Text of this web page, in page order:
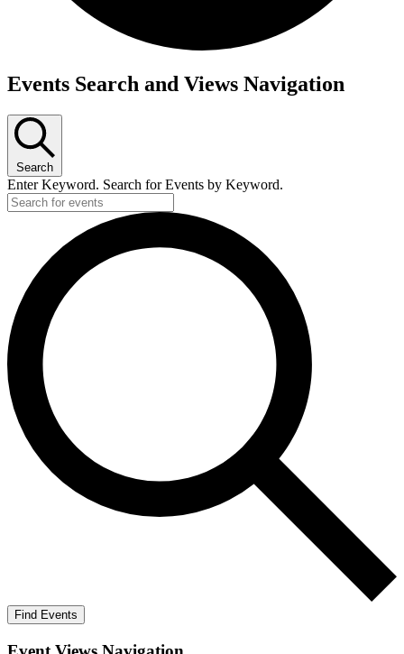
Events Search and Views Navigation
Search
Enter Keyword. Search for Events by Keyword.
Find Events